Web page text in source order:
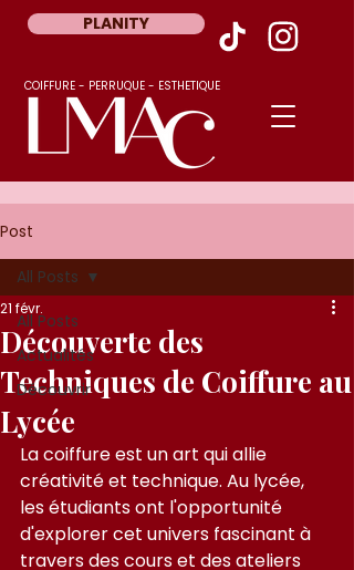
PLANITY
COIFFURE - PERRUQUE - ESTHETIQUE
Post
All Posts
Actualités
Découvrir
All Posts
Découverte des
Techniques de Coiffure au
Lycée
21 févr.
La coiffure est un art qui allie
créativité et technique. Au lycée,
les étudiants ont l'opportunité
d'explorer cet univers fascinant à
travers des cours et des ateliers